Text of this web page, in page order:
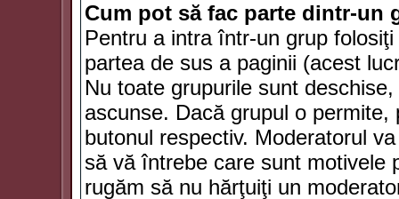
Cum pot să fac parte dintr-un
Pentru a intra într-un grup
partea de sus a paginii (acest
Nu toate grupurile sunt
ascunse. Dacă grupul o
butonul respectiv. Moderatorul
să vă întrebe care sunt motivele
rugăm să nu hărţuiţi un